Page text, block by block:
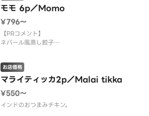
モモ 6p／Momo
¥796〜
【PRコメント】
ネパール風蒸し餃子
【お店PR】
有名店の料理がご家庭で食べられます。
三ツ星シェフが作るカレーは絶品ですのでご堪能下
マライティッカ2p／Malai tikka
お店価格
¥550〜
インドのおつまみチキン。